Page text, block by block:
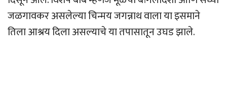
जळगावकर असलेल्या चिन्मय जगन्नाथ वाला या इसमाने
तिला आश्रय दिला असल्याचे या तपासातून उघड झाले.